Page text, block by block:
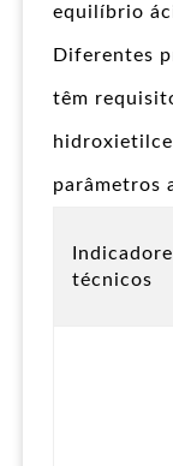
equilíbrio
Diferentes
têm
parâmetros
técnicos